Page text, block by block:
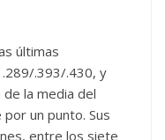
últimas
.393/.430, y
la media del
un punto. Sus
entre los siete